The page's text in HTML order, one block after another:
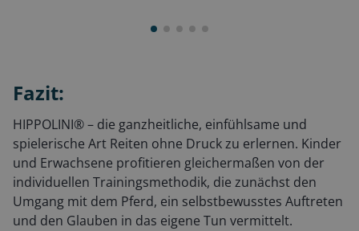
Fazit:
HIPPOLINI® – die ganzheitliche, einfühlsame und
spielerische Art Reiten ohne Druck zu erlernen. Kinder
und Erwachsene profitieren gleichermaßen von der
individuellen Trainingsmethodik, die zunächst den
Umgang mit dem Pferd, ein selbstbewusstes Auftreten
und den Glauben in das eigene Tun vermittelt.